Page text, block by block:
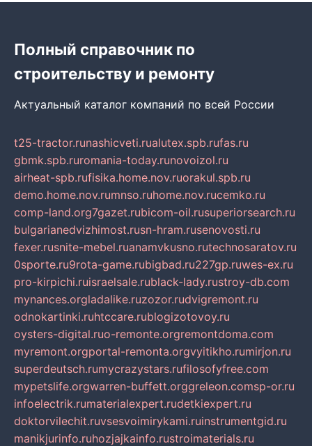
Полный справочник по
строительству и ремонту
Актуальный каталог компаний по всей России
t25-tractor.runashicveti.rualutex.spb.rufas.ru
gbmk.spb.ruromania-today.runovoizol.ru
airheat-spb.rufisika.home.nov.ruorakul.spb.ru
demo.home.nov.rumnso.ruhome.nov.rucemko.ru
comp-land.org7gazet.rubicom-oil.rusuperiorsearch.ru
bulgarianedvizhimost.rusn-hram.rusenovosti.ru
fexer.rusnite-mebel.ruanamvkusno.rutechnosaratov.ru
0sporte.ru9rota-game.rubigbad.ru227gp.ruwes-ex.ru
pro-kirpichi.ruisraelsale.rublack-lady.rustroy-db.com
mynances.orgladalike.ruzozor.rudvigremont.ru
odnokartinki.ruhtccare.rublogizotovoy.ru
oysters-digital.ruo-remonte.orgremontdoma.com
myremont.orgportal-remonta.orgvyitikho.rumirjon.ru
superdeutsch.rumycrazystars.rufilosofyfree.com
mypetslife.orgwarren-buffett.orggreleon.comsp-or.ru
infoelectrik.rumaterialexpert.rudetkiexpert.ru
doktorvilechit.ruvsesvoimirykami.ruinstrumentgid.ru
manikjurinfo.ruhozjajkainfo.rustroimaterials.ru